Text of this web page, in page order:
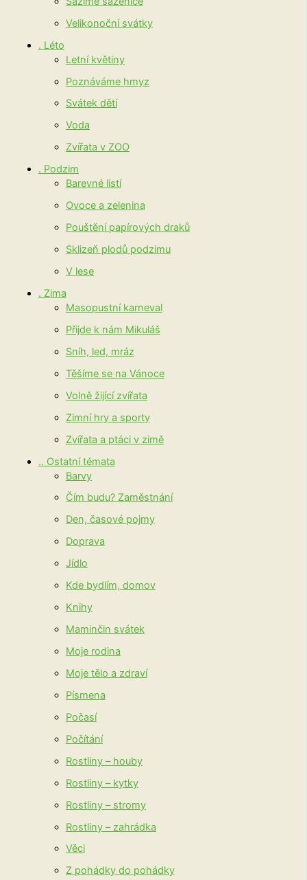
Velikonoční svátky
. Léto
Letní květiny
Poznáváme hmyz
Svátek dětí
Voda
Zvířata v ZOO
. Podzim
Barevné listí
Ovoce a zelenina
Pouštění papírových draků
Sklizeň plodů podzimu
V lese
. Zima
Masopustní karneval
Přijde k nám Mikuláš
Sníh, led, mráz
Těšíme se na Vánoce
Volně žijící zvířata
Zimní hry a sporty
Zvířata a ptáci v zimě
.. Ostatní témata
Barvy
Čím budu? Zaměstnání
Den, časové pojmy
Doprava
Jídlo
Kde bydlím, domov
Knihy
Maminčin svátek
Moje rodina
Moje tělo a zdraví
Písmena
Počasí
Počítání
Rostliny – houby
Rostliny – kytky
Rostliny – stromy
Rostliny – zahrádka
Věci
Z pohádky do pohádky